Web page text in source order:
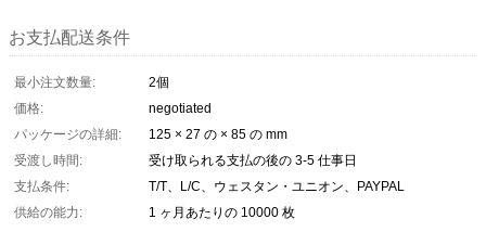
お支払配送条件
最小注文数量:
2個
価格:
negotiated
パッケージの詳細:
125 × 27 の × 85 の mm
受渡し時間:
受け取られる支払の後の 3-5 仕事日
支払条件:
T/T、L/C、ウェスタン・ユニオン、PAYPAL
供給の能力:
1 ヶ月あたりの 10000 枚